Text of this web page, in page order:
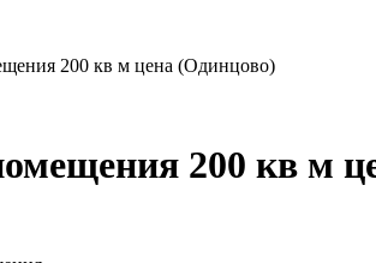
200 кв м цена (Одинцово)
200 кв м